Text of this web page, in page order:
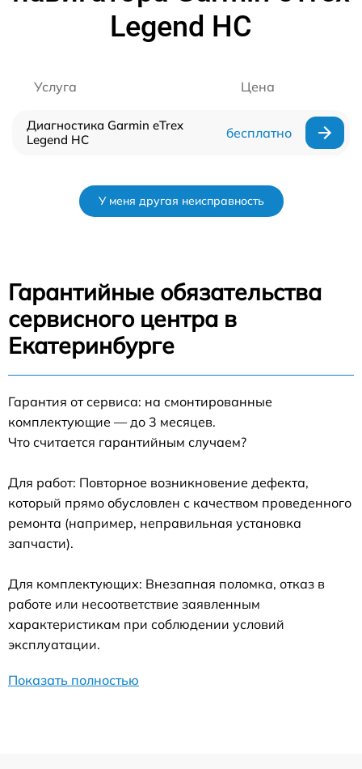
Legend HC
Услуга Цена
Диагностика Garmin eTrex
Legend HC
бесплатно
У меня другая неисправность
Гарантийные обязательства
сервисного центра в
Екатеринбурге
Гарантия от сервиса: на смонтированные
комплектующие — до 3 месяцев.
Что считается гарантийным случаем?
Для работ: Повторное возникновение дефекта,
который прямо обусловлен с качеством проведенного
ремонта (например, неправильная установка
запчасти).
Для комплектующих: Внезапная поломка, отказ в
работе или несоответствие заявленным
характеристикам при соблюдении условий
эксплуатации.
Показать полностью